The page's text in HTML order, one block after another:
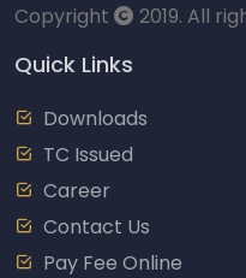
Copyright
2019. All
Quick Links
Downloads
TC Issued
Career
Contact Us
Pay Fee Online